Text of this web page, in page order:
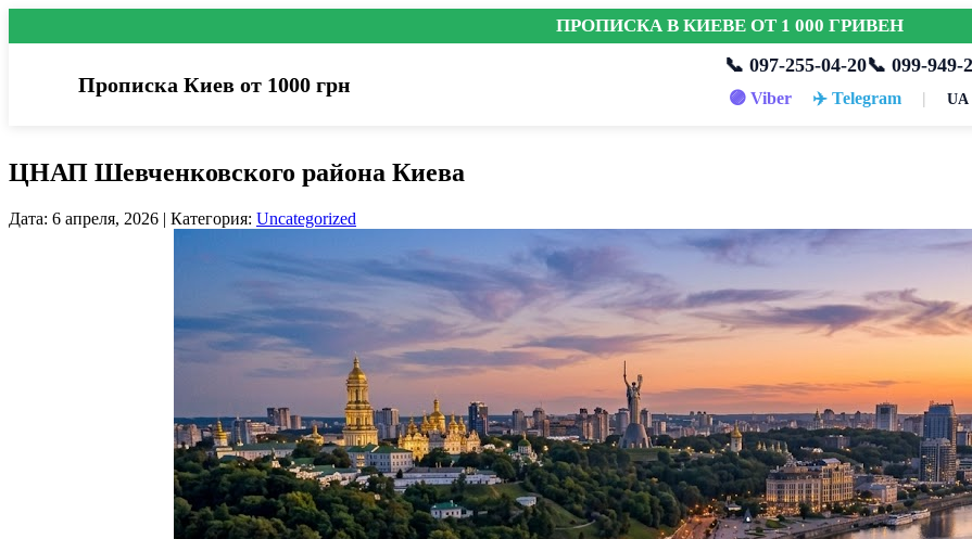
ПРОПИСКА В КИЕВЕ ОТ 1 000 ГРИВЕН
Прописка Киев от 1000 грн
📞 097-255-04-20📞 099-949-
🟣 Viber ✈️ Telegram | UA
ЦНАП Шевченковского района Киева
Дата: 6 апреля, 2026 | Категория: Uncategorized